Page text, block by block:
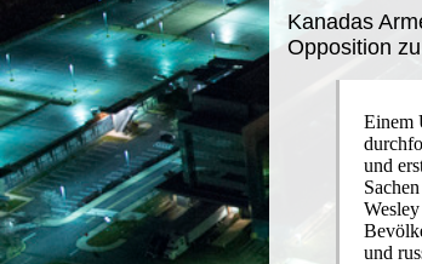
Kanadas
Opposition
Einem
und
und